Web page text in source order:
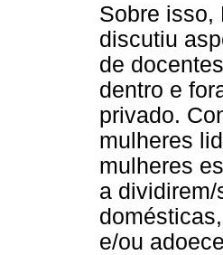
Sobre isso,
discutiu
de
dentro e
privado.
mulheres
mulheres
a
e/ou